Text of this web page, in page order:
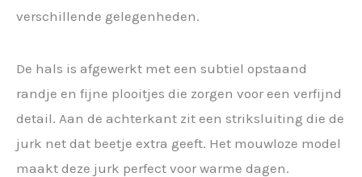
verschillende gelegenheden.
De hals is afgewerkt met een subtiel opstaand
randje en fijne plooitjes die zorgen voor een verfijnd
detail. Aan de achterkant zit een striksluiting die de
jurk net dat beetje extra geeft. Het mouwloze model
maakt deze jurk perfect voor warme dagen.